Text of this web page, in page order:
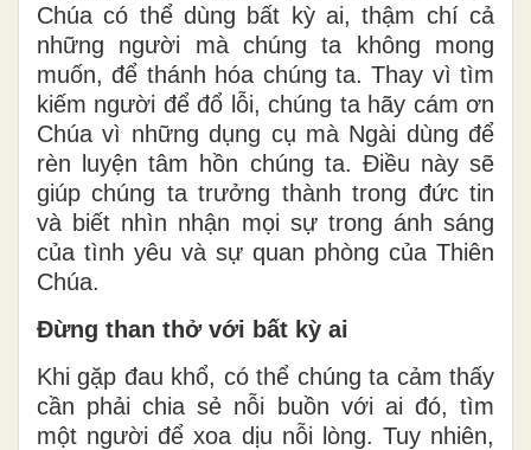
Chúa có thể dùng bất kỳ ai, thậm chí cả
những người mà chúng ta không mong
muốn, để thánh hóa chúng ta. Thay vì tìm
kiếm người để đổ lỗi, chúng ta hãy cám ơn
Chúa vì những dụng cụ mà Ngài dùng để
rèn luyện tâm hồn chúng ta. Điều này sẽ
giúp chúng ta trưởng thành trong đức tin
và biết nhìn nhận mọi sự trong ánh sáng
của tình yêu và sự quan phòng của Thiên
Chúa.
Đừng than thở với bất kỳ ai
Khi gặp đau khổ, có thể chúng ta cảm thấy
cần phải chia sẻ nỗi buồn với ai đó, tìm
một người để xoa dịu nỗi lòng. Tuy nhiên,